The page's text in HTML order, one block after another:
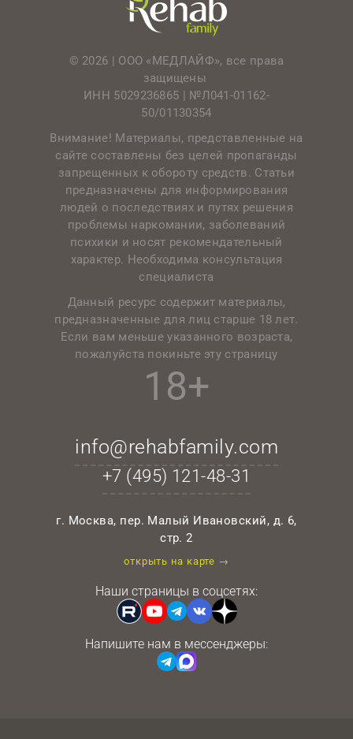
© 2026 | ООО «МЕДЛАЙФ», все права
защищены
ИНН 5029236865 | №Л041-01162-
50/01130354
Внимание! Материалы, представленные на
сайте составлены без целей пропаганды
запрещенных к обороту средств. Статьи
предназначены для информирования
людей о последствиях и путях решения
проблемы наркомании, заболеваний
психики и носят рекомендательный
характер. Необходима консультация
специалиста
Данный ресурс содержит материалы,
предназначенные для лиц старше 18 лет.
Если вам меньше указанного возраста,
пожалуйста покиньте эту страницу
18+
info@rehabfamily.com
+7 (495) 121-48-31
г. Москва, пер. Малый Ивановский, д. 6,
стр. 2
открыть на карте →
Наши страницы в соцсетях:
Напишите нам в мессенджеры: